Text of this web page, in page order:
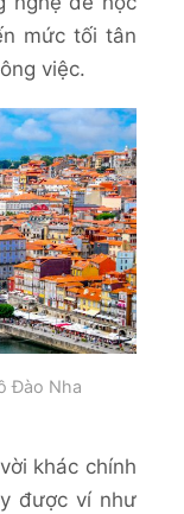
mức tối tân
việc.
Đào Nha
khác chính
được ví như